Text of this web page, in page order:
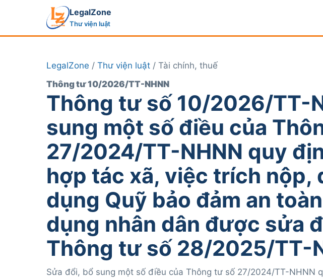
LegalZone
Thư viện luật
LegalZone / Thư viện luật / Tài chính, thuế
Thông tư 10/2026/TT-NHNN
Thông tư số 10/2026/TT-
sung một số điều của
27/2024/TT-NHNN quy
hợp tác xã, việc trích nộp,
dụng Quỹ bảo đảm an
dụng nhân dân được sửa
Thông tư số 28/2025/TT-
Sửa đổi, bổ sung một số điều của Thông tư số 27/2024/TT-NHNN